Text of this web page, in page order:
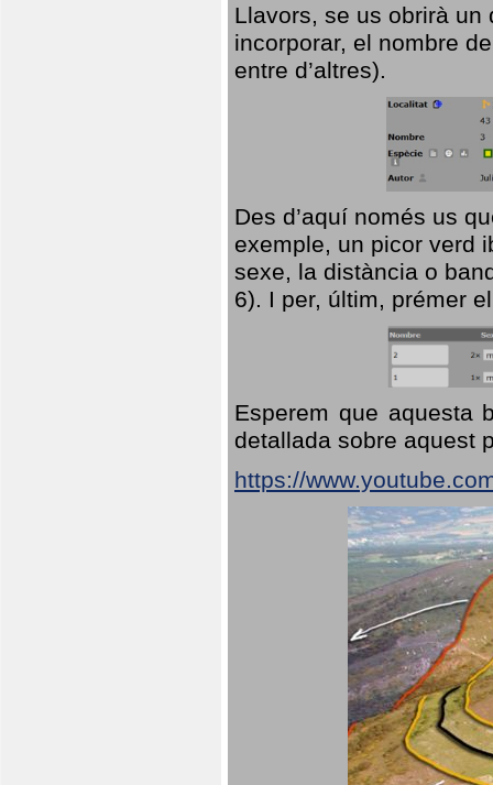
Llavors, se us obrirà
incorporar, el nombre
entre d’altres).
Des d’aquí només us
exemple, un picor verd
sexe, la distància o
6). I per, últim, prémer
Esperem que aquesta
detallada sobre aquest
https://